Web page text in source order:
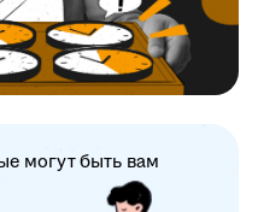
могут быть вам